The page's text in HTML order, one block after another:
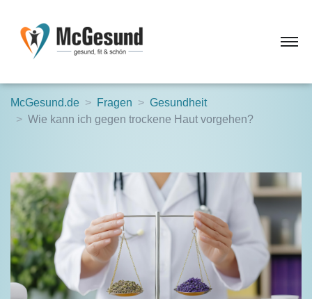
McGesund.de Fragen
Gesundheit
Wie kann ich gegen trockene Haut vorgehen?